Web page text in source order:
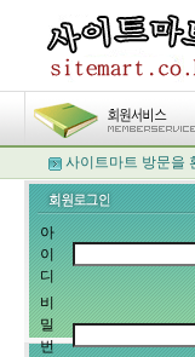
사이트마트 방문을
아
이
디
비
밀
번